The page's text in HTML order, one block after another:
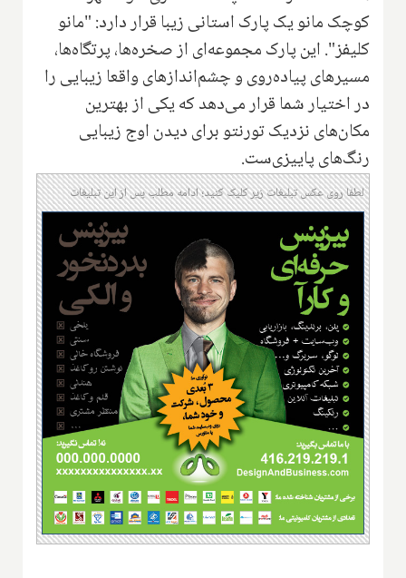
کوچک مانو یک پارک استانی زیبا قرار دارد: "مانو
کلیفز". این پارک مجموعه‌ای از صخره‌ها، پرتگاه‌ها،
مسیرهای پیاده‌روی و چشم‌اندازهای واقعا زیبایی را
در اختیار شما قرار می‌دهد که یکی از بهترین
مکان‌های نزدیک تورنتو برای دیدن اوج زیبایی
رنگ‌های پاییزی‌ست.
لطفا روی عکس تبلیغات زیر کلیک کنید؛ ادامه مطلب پس از این تبلیغات